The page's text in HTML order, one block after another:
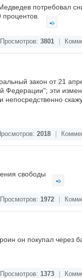
потребовал
Просмотров: 3801
закон от 21
Федерации"; эти
Просмотров: 2018
свободы
Просмотров: 1972
он покупал через
Просмотров: 1373